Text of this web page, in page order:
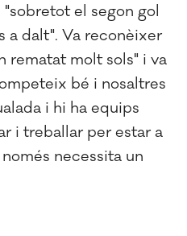
el segon gol
a dalt". Va reconèixer
rematat molt sols" i va
bé i nosaltres
i hi ha equips
i treballar per estar a
necessita un